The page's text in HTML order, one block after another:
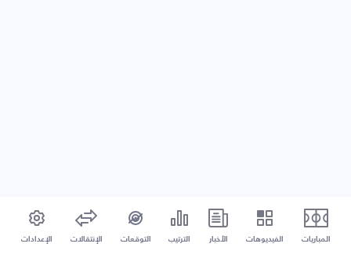
المباريات الفيديوهات الأخبار الترتيب التوقعات الإنتقالات الإعدادات